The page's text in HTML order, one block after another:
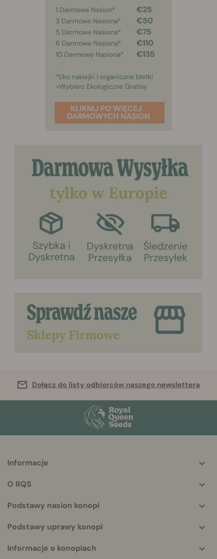
Dołącz do listy odbiorców naszego newslettera
More
info
Informacje
O RQS
Podstawy nasion konopi
Podstawy uprawy konopi
Informacje o konopiach